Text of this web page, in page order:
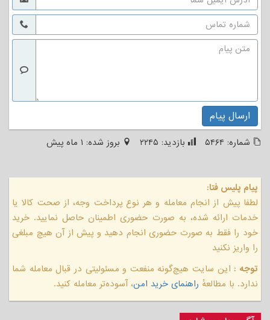
ارسال پیام
شماره: ۵۴۶۴ بازدید: ۲۲۴۵ بروز شده: ۱ ماه پیش
پیام پلیس فتا:
لطفا پیش از انجام معامله و هر نوع پرداخت وجه، از صحت کالا یا
خدمات ارائه شده، به صورت حضوری اطمینان حاصل نمایید. خرید
خود را فقط به صورت حضوری انجام دهید و پیش از آن هیچ مبلغی
را واریز نکنید
توجه : این سایت هیچ‌گونه منفعت و مسئولیتی در قبال معامله شما
ندارد. با مطالعهٔ راهنمای خرید امن، آسوده‌تر معامله کنید.